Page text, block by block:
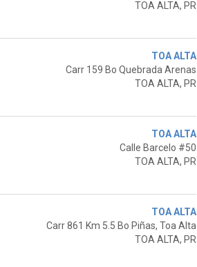
TOA ALTA, PR
TOA ALTA
Carr 159 Bo Quebrada Arenas
TOA ALTA, PR
TOA ALTA
Calle Barcelo #50
TOA ALTA, PR
TOA ALTA
Carr 861 Km 5.5 Bo Piñas, Toa Alta
TOA ALTA, PR